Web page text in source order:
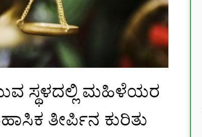
ಸ್ಥಳದಲ್ಲಿ ಮಹಿಳೆಯರ
ತೀರ್ಪಿನ ಕುರಿತು